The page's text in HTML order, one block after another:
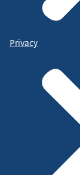
Privacy